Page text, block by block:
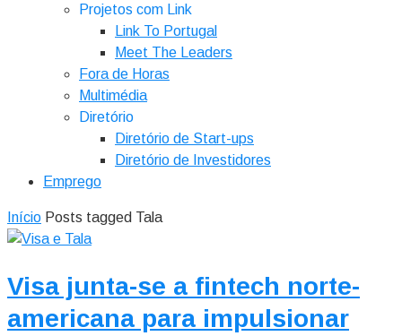
Projetos com Link
Link To Portugal
Meet The Leaders
Fora de Horas
Multimédia
Diretório
Diretório de Start-ups
Diretório de Investidores
Emprego
Início Posts tagged Tala
Visa junta-se a fintech norte-
americana para impulsionar